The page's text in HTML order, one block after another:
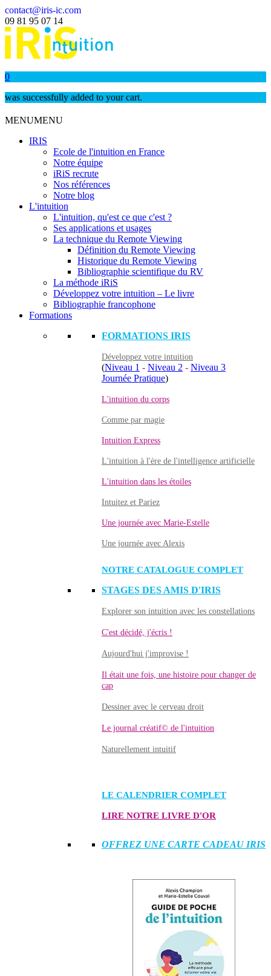
contact@iris-ic.com
09 81 95 07 14
0
was successfully added to your cart.
MENUMENU
IRIS
Ecole de l'intuition en France
Notre équipe
iRiS recrute
Nos références
Notre blog
L'intuition
L'intuition, qu'est ce que c'est ?
Ses applications et usages
La technique du Remote Viewing
Définition du Remote Viewing
Historique du Remote Viewing
Bibliographie scientifique du RV
La méthode iRiS
Développez votre intuition – Le livre
Bibliographie francophone
Formations
FORMATIONS IRIS
Développez votre intuition
(Niveau 1 - Niveau 2 - Niveau 3
Journée Pratique)
L'intuition du corps
Comme par magie
Intuition Express
L'intuition à l'ère de l'intelligence artificielle
L'intuition dans les étoiles
Intuitez et Pariez
Une journée avec Marie-Estelle
Une journée avec Alexis
NOTRE CATALOGUE COMPLET
STAGES DES AMIS D'IRIS
Explorer son intuition avec les constellations
C'est décidé, j'écris !
Aujourd'hui j'improvise !
Il était une fois, une histoire pour changer de
cap
Dessiner avec le cerveau droit
Le journal créatif© de l'intuition
Naturellement intuitif
LE CALENDRIER COMPLET
LIRE NOTRE LIVRE D'OR
OFFREZ UNE CARTE CADEAU IRIS